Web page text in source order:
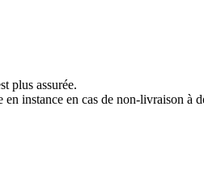
plus assurée.
instance en cas de non-livraison à